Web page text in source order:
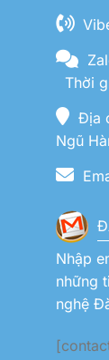
Thời
Địa
Ngũ
Nhập
những
nghệ